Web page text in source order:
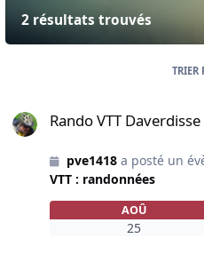
2 résultats trouvés
TRIER
Rando VTT Daverdisse
pve1418a posté un
VTT : randonnées
AOÛ
25